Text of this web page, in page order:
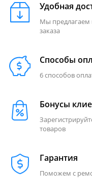
Удобная
Мы предлагаем
заказа
Способы
6 способов
Бонусы
товаров
Гарантия
Поможем с